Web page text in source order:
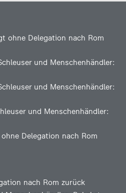
ohne Delegation nach Rom
und Menschenhändler:
und Menschenhändler:
und Menschenhändler:
Delegation nach Rom
nach Rom zurück